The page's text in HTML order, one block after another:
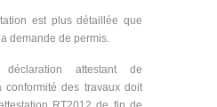
est plus détaillée que
demande de permis.
attestant de
conformité des travaux doit